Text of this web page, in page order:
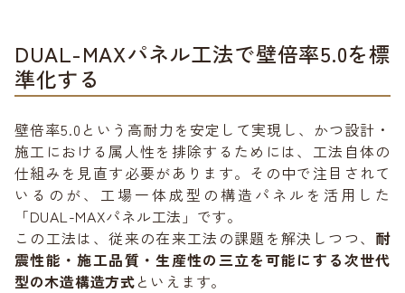
DUAL-MAXパネル工法で壁倍率5.0を標
準化する
壁倍率5.0という高耐力を安定して実現し、かつ設計・
施工における属人性を排除するためには、工法自体の
仕組みを見直す必要があります。その中で注目されて
いるのが、工場一体成型の構造パネルを活用した
「DUAL-MAXパネル工法」です。
この工法は、従来の在来工法の課題を解決しつつ、 耐
震性能・施工品質・生産性の三立を可能にする次世代
型の木造構造方式といえます。